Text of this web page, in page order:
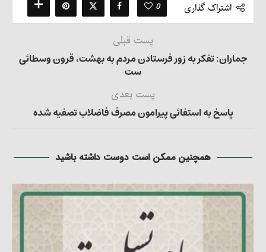
اشتراک گذاری 0
پست قبلی
جماران: تفکر به زور فرستادن مردم به بهشت، قرون وسطائی
ست
پست بعدی
پاسخ به استفائی پیرامون مصرف فاضلاب تصفیه شده
همچنین ممکن است دوست داشته باشید